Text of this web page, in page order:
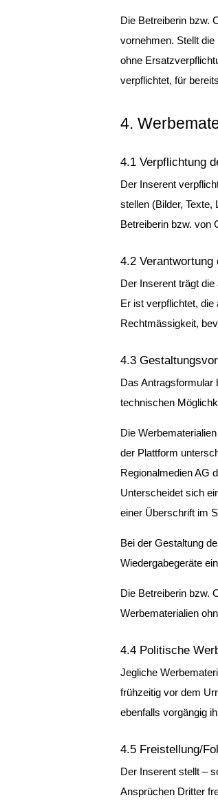
Die Betreiberin bzw.
vornehmen. Stellt
ohne
verpflichtet, für
4.
4.1 Verpflichtung
Der Inserent
stellen (Bilder,
Betreiberin bzw. von
4.2
Der Inserent trägt
Er ist verpflichtet,
Rechtmässigkeit,
4.3
Das Antragsformular
technischen
Die
der Plattform
Regionalmedien AG
Unterscheidet sich
einer Überschrift im
Bei der Gestaltung
Wiedergabegeräte
Die Betreiberin bzw.
Werbematerialien
4.4 Politische
Jegliche
frühzeitig vor dem
ebenfalls vorgängig
4.5 Freistellung/
Der Inserent stellt –
Ansprüchen Dritter